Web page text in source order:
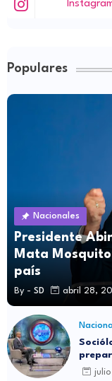
Populares
Nacionales
Presidente
Mata
país
By - SD abril 28,